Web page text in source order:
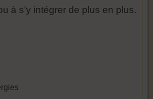
à s’y intégrer de plus en plus.